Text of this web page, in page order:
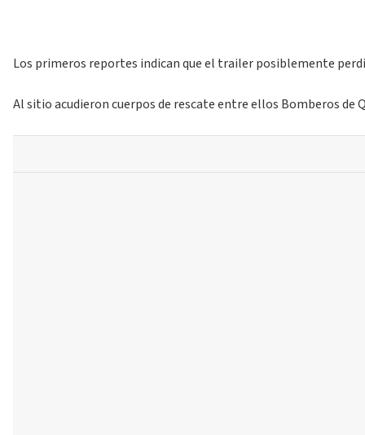
Los primeros reportes indican que el trailer posiblemente
Al sitio acudieron cuerpos de rescate entre ellos Bomberos